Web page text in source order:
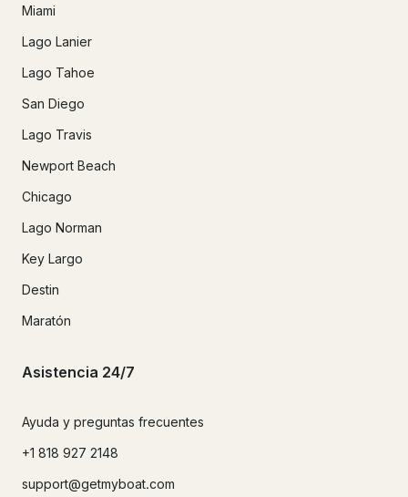
Miami
Lago Lanier
Lago Tahoe
San Diego
Lago Travis
Newport Beach
Chicago
Lago Norman
Key Largo
Destin
Maratón
Asistencia 24/7
Ayuda y preguntas frecuentes
+1 818 927 2148
support@getmyboat.com